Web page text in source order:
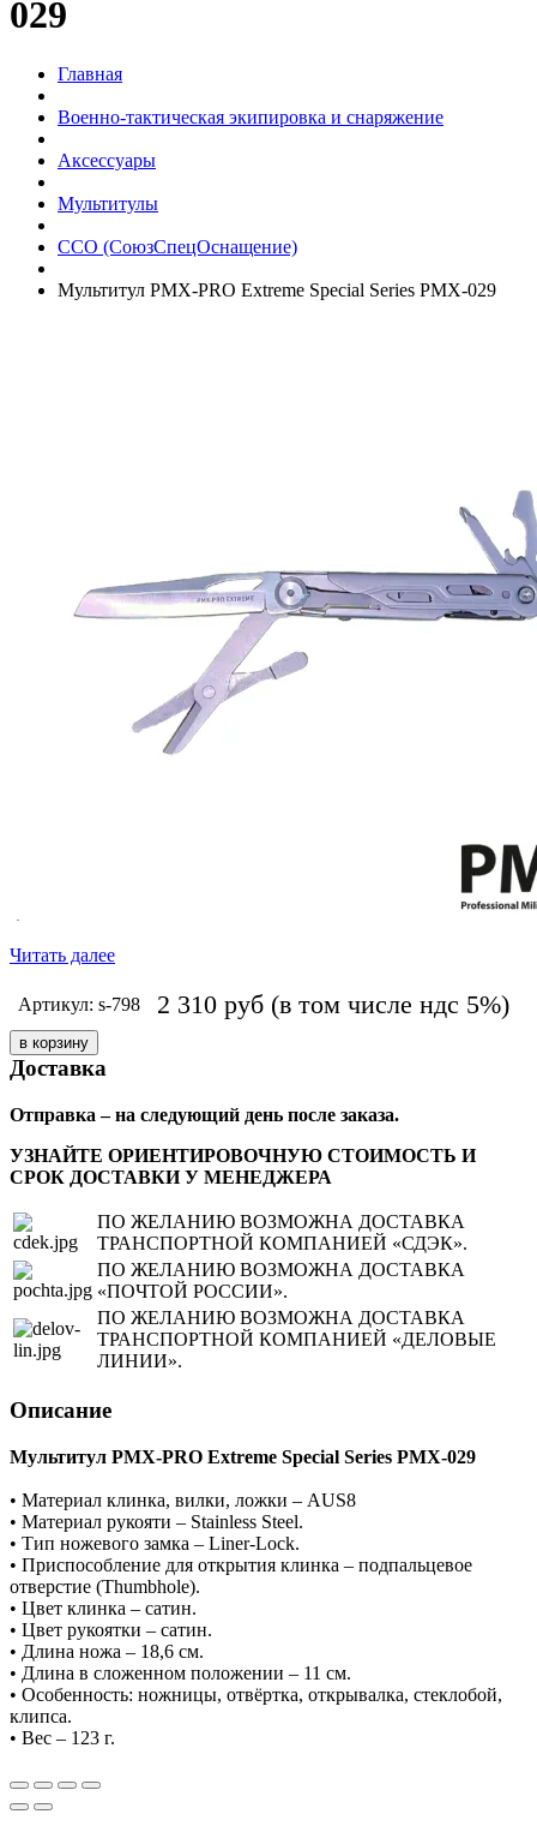
029
Главная
Военно-тактическая экипировка и снаряжение
Аксессуары
Мультитулы
ССО (СоюзСпецОснащение)
Мультитул PMX-PRO Extreme Special Series PMX-029
Читать далее
Артикул: s-798 2 310 руб (в том числе ндс 5%)
Доставка
Отправка – на следующий день после заказа.
УЗНАЙТЕ ОРИЕНТИРОВОЧНУЮ СТОИМОСТЬ И
СРОК ДОСТАВКИ У МЕНЕДЖЕРА
ПО ЖЕЛАНИЮ ВОЗМОЖНА ДОСТАВКА
ТРАНСПОРТНОЙ КОМПАНИЕЙ «СДЭК».
ПО ЖЕЛАНИЮ ВОЗМОЖНА ДОСТАВКА
«ПОЧТОЙ РОССИИ».
ПО ЖЕЛАНИЮ ВОЗМОЖНА ДОСТАВКА
ТРАНСПОРТНОЙ КОМПАНИЕЙ «ДЕЛОВЫЕ
ЛИНИИ».
Описание
Мультитул PMX-PRO Extreme Special Series PMX-029
• Материал клинка, вилки, ложки – AUS8
• Материал рукояти – Stainless Steel.
• Тип ножевого замка – Liner-Lock.
• Приспособление для открытия клинка – подпальцевое
отверстие (Thumbhole).
• Цвет клинка – сатин.
• Цвет рукоятки – сатин.
• Длина ножа – 18,6 см.
• Длина в сложенном положении – 11 см.
• Особенность: ножницы, отвёртка, открывалка, стеклобой,
клипса.
• Вес – 123 г.